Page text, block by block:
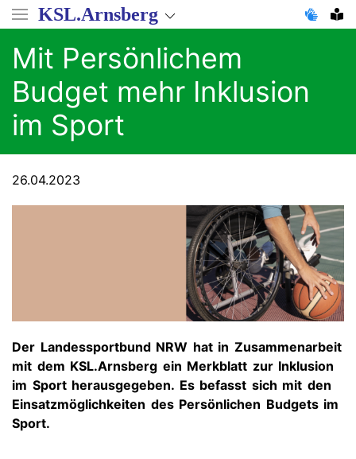
Direkt
zum
Inhalt
KSL.Arnsberg
Mit Persönlichem
Budget mehr Inklusion
im Sport
26.04.2023
Der Landessportbund NRW hat in Zusammenarbeit
mit dem KSL.Arnsberg ein Merkblatt zur Inklusion
im Sport herausgegeben. Es befasst sich mit den
Einsatzmöglichkeiten des Persönlichen Budgets im
Sport.